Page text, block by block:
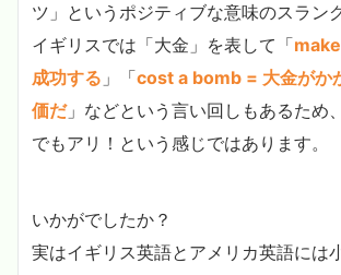
ツ」というポジティブな意味のスラン
イギリスでは「大金」を表して「
成功する 」「cost a bomb = 大金がか
価だ」などという言い回しもあるため
でもアリ！という感じではあります。
いかがでしたか？
実はイギリス英語とアメリカ英語には